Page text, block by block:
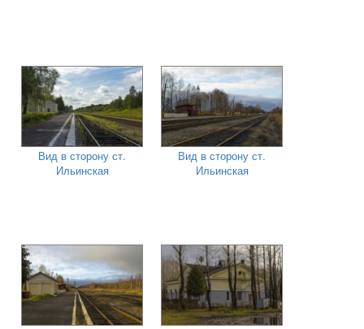
Вид в сторону ст.
Ильинская
Вид в сторону ст.
Ильинская